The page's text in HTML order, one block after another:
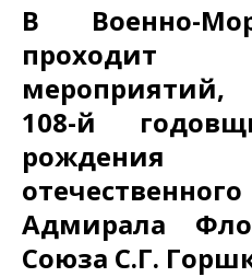
В Военно-
проходит
108-й
рождения
Адмирала
Союза С.Г.